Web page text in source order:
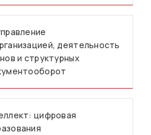
деятельность
и структурных
цифровая